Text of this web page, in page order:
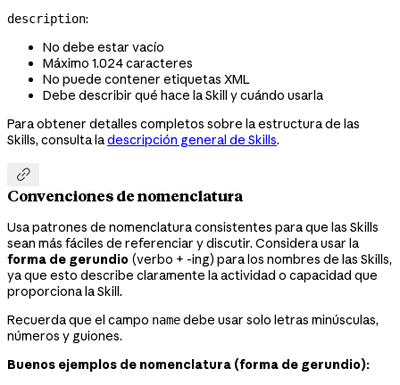
description:
No debe estar vacío
Máximo 1.024 caracteres
No puede contener etiquetas XML
Debe describir qué hace la Skill y cuándo usarla
Para obtener detalles completos sobre la estructura de las
Skills, consulta ladescripción general de Skills.

Convenciones de nomenclatura
Usa patrones de nomenclatura consistentes para que las Skills
sean más fáciles de referenciar y discutir. Considera usar la
forma de gerundio (verbo + -ing) para los nombres de las Skills,
ya que esto describe claramente la actividad o capacidad que
proporciona la Skill.
Recuerda que el campo namedebe usar solo letras minúsculas,
números y guiones.
Buenos ejemplos de nomenclatura (forma de gerundio):